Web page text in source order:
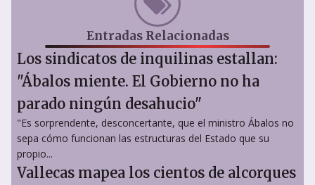
Entradas Relacionadas
Los sindicatos de inquilinas estallan:
"Ábalos miente. El Gobierno no ha
parado ningún desahucio"
"Es sorprendente, desconcertante, que el ministro Ábalos no
sepa cómo funcionan las estructuras del Estado que su
propio...
Vallecas mapea los cientos de alcorques